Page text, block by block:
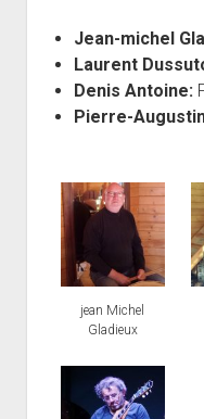
Jean-michel
Laurent
Denis Antoine:
Pierre-
jean Michel
Gladieux